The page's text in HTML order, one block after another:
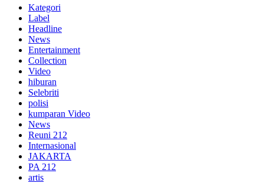
Kategori
Label
Headline
News
Entertainment
Collection
Video
hiburan
Selebriti
polisi
kumparan Video
News
Reuni 212
Internasional
JAKARTA
PA 212
artis